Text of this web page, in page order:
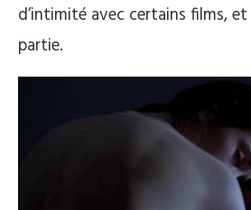
d’intimité avec certains films, et
partie.